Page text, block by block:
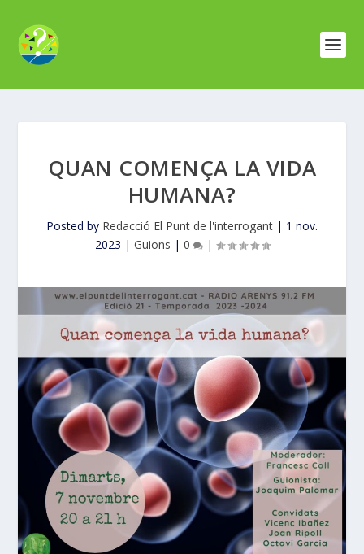
QUAN COMENÇA LA VIDA
HUMANA?
Posted by Redacció El Punt de l'interrogant | 1 nov.
2023 | Guions | 0 |